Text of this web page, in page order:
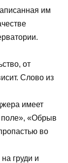
им
от
Слово из
имеет
«Обрыв
во
груди и